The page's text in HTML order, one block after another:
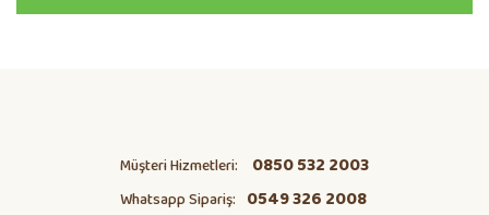
Müşteri Hizmetleri: 0850 532 2003
Whatsapp Sipariş: 0549 326 2008